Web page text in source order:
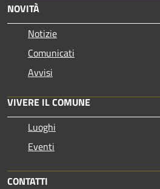
NOVITÀ
Notizie
Comunicati
Avvisi
VIVERE IL COMUNE
Luoghi
Eventi
CONTATTI